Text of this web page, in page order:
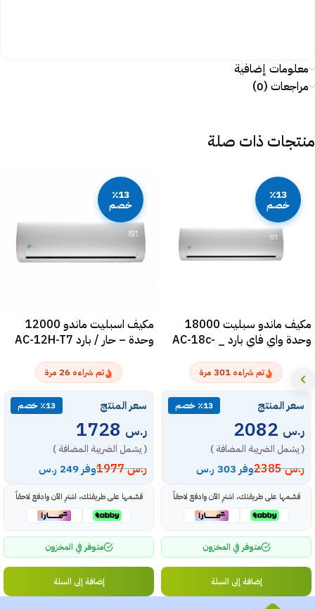
معلومات إضافية
مراجعات (0)
منتجات ذات صلة
٪13
خصم
مكيف ماندو سبليت 18000
وحدة واي فاي بارد _ AC-18c-
تم شراءه 301 مرة
سعر المنتج ٪13 خصم
ر.س
( يشمل الضريبة المضافة )
ر.س2385 وفر 303 ر.س
قسّمها على طريقتك، اشترِ الآن وادفع لاحقاً
متوفر في المخزون
إضافة إلى السلة
٪13
خصم
مكيف اسبليت ماندو 12000
وحدة – حار / بارد AC-12H-T7
تم شراءه 26 مرة
سعر المنتج ٪13 خصم
ر.س
( يشمل الضريبة المضافة )
ر.س1977 وفر 249 ر.س
قسّمها على طريقتك، اشترِ الآن وادفع لاحقاً
متوفر في المخزون
إضافة إلى السلة